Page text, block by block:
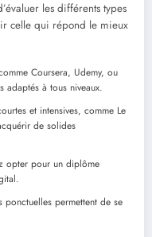
les différents types
celle qui répond le mieux
Coursera, Udemy, ou
adaptés à tous niveaux.
et intensives, comme Le
de solides
opter pour un diplôme
permettent de se